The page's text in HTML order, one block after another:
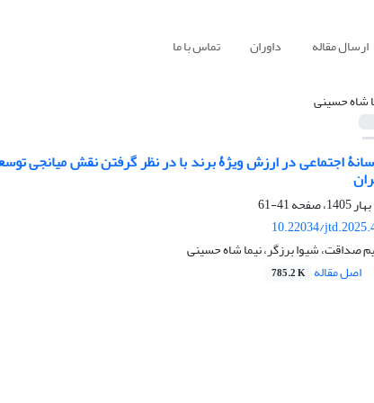
ارسال مقاله داوران تماس با ما
شاه حسینی
رسانۀ اجتماعی در ارزش ویژۀ برند با در نظر گرفتن نقش میانجی
41-61
10.22034/
صداقت، شیوا برزگر، نیما شاه حسینی
اصل مقاله 785.2 K